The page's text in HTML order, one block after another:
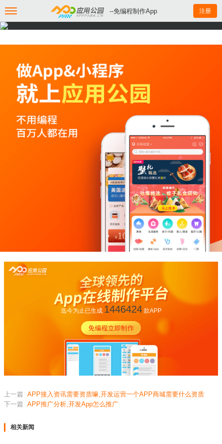
--免编程制作App 注册
迄今为止已生成 1446424款APP
上一篇 APP接入资讯需要资质嘛,开发运营一个APP商城需要什么资质
下一篇 APP推广分析,开发App怎么推广
相关新闻